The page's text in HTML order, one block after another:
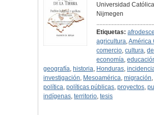
Universidad
Nijmegen
Etiquetas:
agricultura,América
comercio,cultura,
economía,
geografía, historia, Honduras,
investigación, Mesoamérica, migración,
política, políticas públicas, proyectos,
indígenas, territorio, tesis